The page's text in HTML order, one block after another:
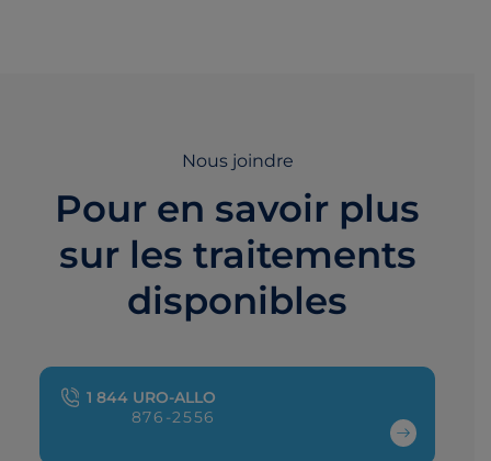
Nous joindre
Pour en savoir plus
sur les traitements
disponibles
1 844 URO-ALLO
876-2556